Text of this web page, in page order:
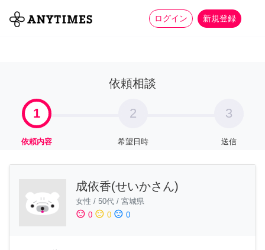
ログイン 新規登録
全て 家事 more_horiz
依頼相談
1
依頼内容
2
希望日時
3
送信
成依香(せいかさん)
女性 / 50代 / 宮城県
sentiment_satisfied 0 sentiment_neutral 0 sentiment_dissatisfied 0